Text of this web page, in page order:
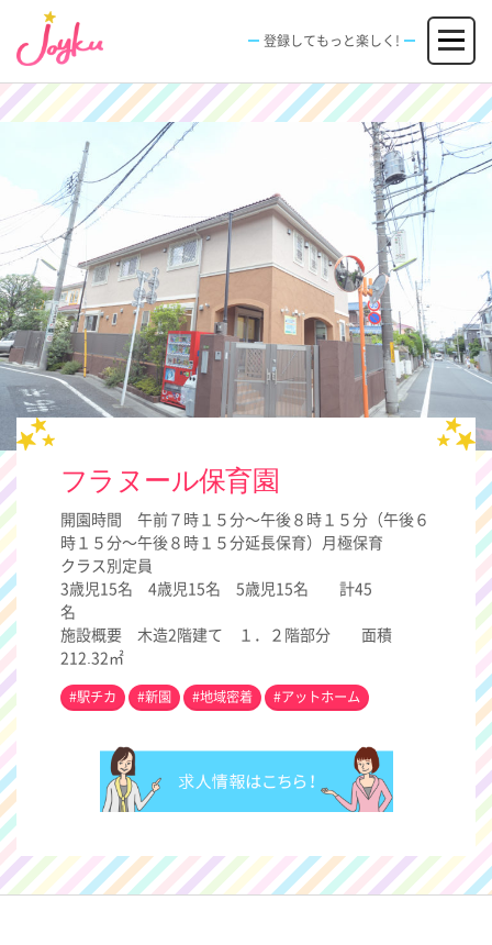
ン
ツ
へ
プ
メニュー
JOBS
求人情報
FACILITIES
施設
SPECIAL
エンタメ特典
EVENT
イベント
新規登録 ログイン
登録してもっと楽しく!
フラヌール保育園
開園時間 午前７時１５分～午後８時１５分（午後６
時１５分～午後８時１５分延長保育）月極保育
クラス別定員
3歳児15名 4歳児15名 5歳児15名 計45
名
施設概要 木造2階建て １．２階部分 面積
212.32㎡
#駅チカ #新園 #地域密着 #アットホーム